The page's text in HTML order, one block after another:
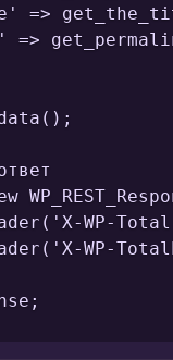
=>
=>
WP-
WP-